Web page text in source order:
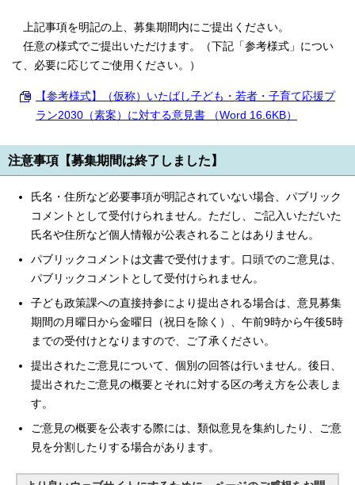
上記事項を明記の上、募集期間内にご提出ください。
任意の様式でご提出いただけます。（下記「参考様式」につい
て、必要に応じてご使用ください。）
【参考様式】（仮称）いたばし子ども・若者・子育て応援プ
ラン2030（素案）に対する意見書 （Word 16.6KB）
注意事項【募集期間は終了しました】
氏名・住所など必要事項が明記されていない場合、パブリック
コメントとして受付けられません。ただし、ご記入いただいた
氏名や住所など個人情報が公表されることはありません。
パブリックコメントは文書で受付けます。口頭でのご意見は、
パブリックコメントとして受付けられません。
子ども政策課への直接持参により提出される場合は、意見募集
期間の月曜日から金曜日（祝日を除く）、午前9時から午後5時
までの受付けとなりますので、ご了承ください。
提出されたご意見について、個別の回答は行いません。後日、
提出されたご意見の概要とそれに対する区の考え方を公表しま
す。
ご意見の概要を公表する際には、類似意見を集約したり、ご意
見を分割したりする場合があります。